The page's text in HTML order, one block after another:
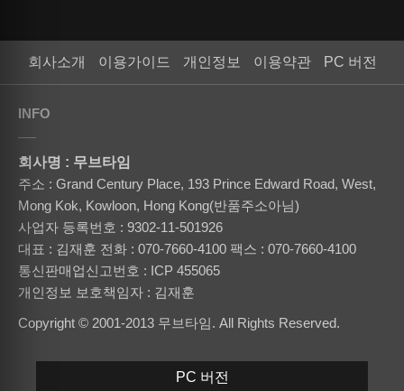
회사소개 이용가이드 개인정보 이용약관 PC 버전
INFO
회사명 : 무브타임
주소 : Grand Century Place, 193 Prince Edward Road, West,
Mong Kok, Kowloon, Hong Kong(반품주소아님)
사업자 등록번호 : 9302-11-501926
대표 : 김재훈 전화 : 070-7660-4100 팩스 : 070-7660-4100
통신판매업신고번호 : ICP 455065
개인정보 보호책임자 : 김재훈
Copyright © 2001-2013 무브타임. All Rights Reserved.
PC 버전